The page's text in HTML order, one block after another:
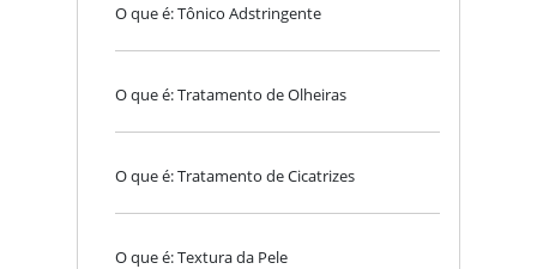
O que é: Tônico Adstringente
O que é: Tratamento de Olheiras
O que é: Tratamento de Cicatrizes
O que é: Textura da Pele